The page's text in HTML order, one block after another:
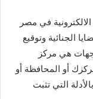
في مصر
الجنائية وتوقيع
هي مركز
أو المحافظة أو
التي تثبت